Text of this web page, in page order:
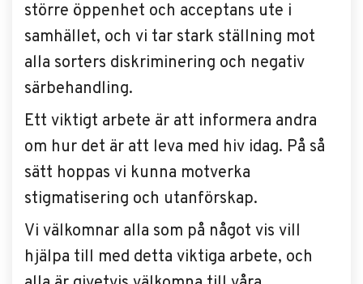
större öppenhet och acceptans ute i
samhället, och vi tar stark ställning mot
alla sorters diskriminering och negativ
särbehandling.
Ett viktigt arbete är att informera andra
om hur det är att leva med hiv idag. På så
sätt hoppas vi kunna motverka
stigmatisering och utanförskap.
Vi välkomnar alla som på något vis vill
hjälpa till med detta viktiga arbete, och